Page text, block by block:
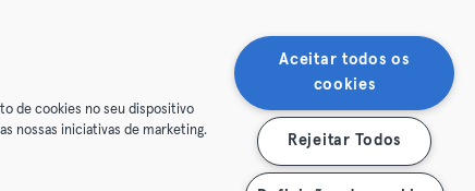
Rescindir contratos aqui
de cookies no seu dispositivo
nossas iniciativas de marketing.
Aceitar todos os
cookies
Rejeitar Todos